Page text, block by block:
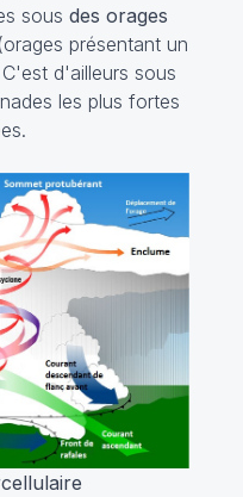
sous des orages
(orages présentant un
d'ailleurs sous
les plus fortes